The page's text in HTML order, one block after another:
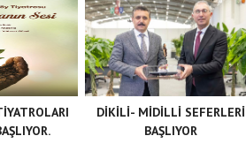
DİKİLİ- MİDİLLİ SEFERLERİ
BAŞLIYOR